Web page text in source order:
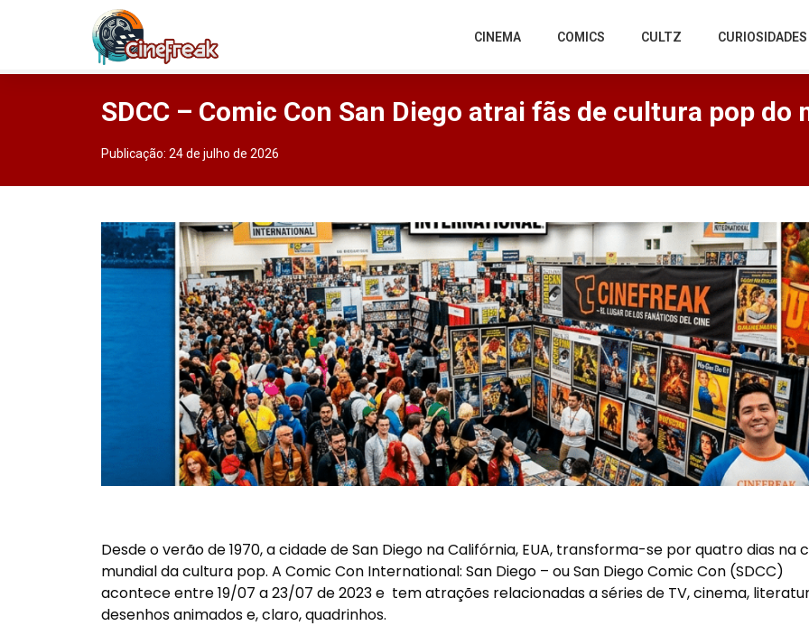
CINEMA COMICS CULTZ CURIOSIDADES
SDCC – Comic Con San Diego atrai fãs de cultura pop
Publicação: 24 de julho de 2026
Desde o verão de 1970, a cidade de San Diego na Califórnia, EUA, transforma-se por quatro dias na
mundial da cultura pop. A Comic Con International: San Diego – ou San Diego Comic Con (SDCC)
acontece entre 19/07 a 23/07 de 2023 e tem atrações relacionadas a séries de TV, cinema,
desenhos animados e, claro, quadrinhos.